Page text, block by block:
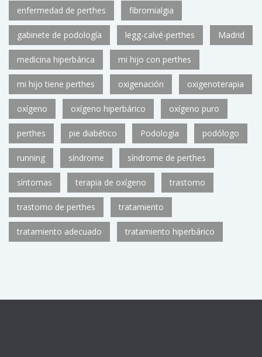
enfermedad de perthes fibromialgia
gabinete de podología legg-calvé-perthes Madrid
medicina hiperbárica mi hijo con perthes
mi hijo tiene perthes oxigenación oxigenoterapia
oxígeno oxígeno hiperbárico oxígeno puro
perthes pie diabético Podología podólogo
running síndrome síndrome de perthes
síntomas terapia de oxígeno trastorno
trastorno de perthes tratamiento
tratamiento adecuado tratamiento hiperbárico